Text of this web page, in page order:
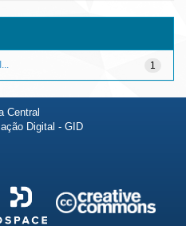
1
Central
Digital - GID